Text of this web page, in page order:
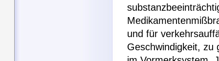
und für
Geschwindigkeit, zu